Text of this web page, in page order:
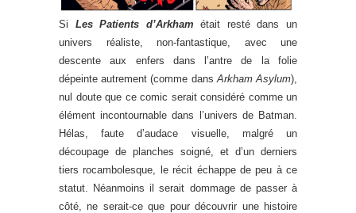
Si Les Patients d’Arkham était resté dans un
univers réaliste, non-fantastique, avec une
descente aux enfers dans l’antre de la folie
dépeinte autrement (comme dans Arkham Asylum),
nul doute que ce comic serait considéré comme un
élément incontournable dans l’univers de Batman.
Hélas, faute d’audace visuelle, malgré un
découpage de planches soigné, et d’un derniers
tiers rocambolesque, le récit échappe de peu à ce
statut. Néanmoins il serait dommage de passer à
côté, ne serait-ce que pour découvrir une histoire